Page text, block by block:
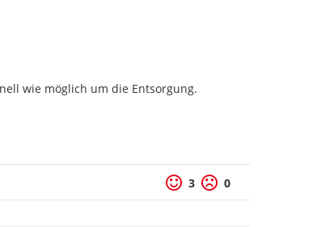
wie möglich um die Entsorgung.
3 0